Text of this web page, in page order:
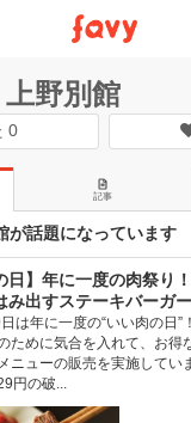
野別館
0
記事
が話題になっています
日】年に一度の肉祭り
み出すステーキバーガー
は年に一度の“いい肉の日”
ために気合を入れて、お得
ニューの販売を実施してい
円の破...